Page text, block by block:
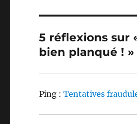
5 réflexions sur
bien planqué ! »
Ping :Tentatives